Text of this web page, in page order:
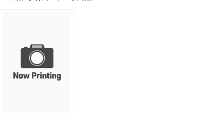
円（税込）
五条悟
夏油傑
家入硝子